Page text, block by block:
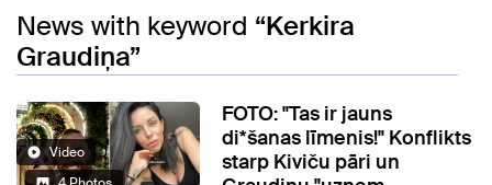
News with keyword “Kerkira
Graudiņa”
Video
FOTO: "Tas ir jauns
di*šanas līmenis!" Konflikts
starp Kiviču pāri un